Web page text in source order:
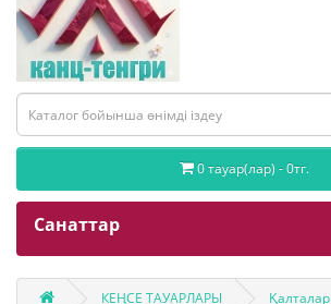
0 тауар(лар) - 0тг.
Санаттар
КЕҢСЕ ТАУАРЛАРЫ
Қалталар